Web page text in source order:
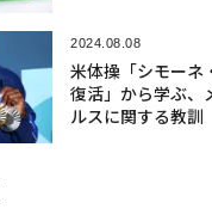
2024.08.08
米体操「シモーネ
復活」から学ぶ、
ルスに関する教訓